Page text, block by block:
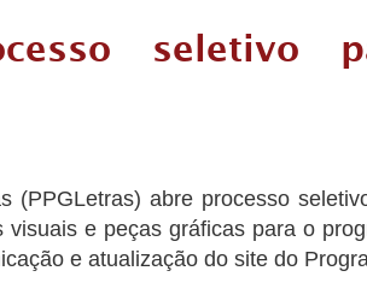
seletivo
(PPGLetras) abre processo
e peças gráficas para o
e atualização do site do